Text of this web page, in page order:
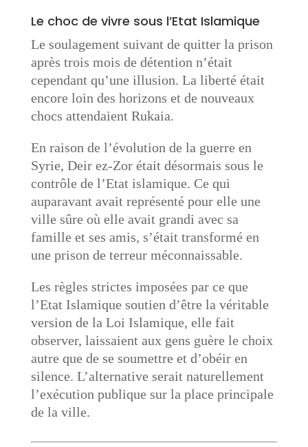
Le choc de vivre sous l’Etat Islamique
Le soulagement suivant de quitter la prison
après trois mois de détention n’était
cependant qu’une illusion. La liberté était
encore loin des horizons et de nouveaux
chocs attendaient Rukaia.
En raison de l’évolution de la guerre en
Syrie, Deir ez-Zor était désormais sous le
contrôle de l’Etat islamique. Ce qui
auparavant avait représenté pour elle une
ville sûre où elle avait grandi avec sa
famille et ses amis, s’était transformé en
une prison de terreur méconnaissable.
Les règles strictes imposées par ce que
l’Etat Islamique soutien d’être la véritable
version de la Loi Islamique, elle fait
observer, laissaient aux gens guère le choix
autre que de se soumettre et d’obéir en
silence. L’alternative serait naturellement
l’exécution publique sur la place principale
de la ville.